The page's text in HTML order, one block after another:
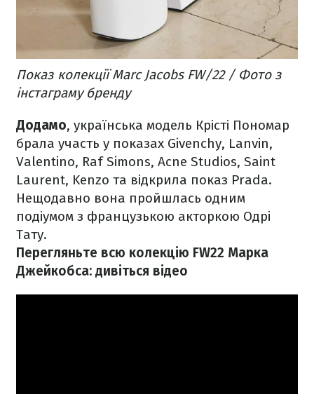
Показ колекції Marc Jacobs FW/22 / Фото з
інстаграму бренду
Додамо, українська модель Крісті Пономар
брала участь у показах Givenchy, Lanvin,
Valentino, Raf Simons, Acne Studios, Saint
Laurent, Kenzo та відкрила показ Prada.
Нещодавно вона пройшлась одним
подіумом з французькою акторкою Одрі
Тату.
Перегляньте всю колекцію FW22 Марка
Джейкобса: дивіться відео